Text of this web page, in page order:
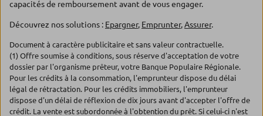
capacités de remboursement avant de vous engager.
Découvrez nos solutions : Epargner, Emprunter,Assurer.
Document à caractère publicitaire et sans valeur contractuelle.
(1) Offre soumise à conditions, sous réserve d'acceptation de votre
dossier par l'organisme prêteur, votre Banque Populaire Régionale.
Pour les crédits à la consommation, l'emprunteur dispose du délai
légal de rétractation. Pour les crédits immobiliers, l'emprunteur
dispose d'un délai de réflexion de dix jours avant d'accepter l'offre de
crédit. La vente est subordonnée à l'obtention du prêt. Si celui-ci n'est